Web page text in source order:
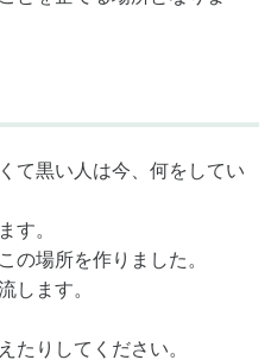
て黒い人は今、何をしてい
す。
の場所を作りました。
します。
たりしてください。